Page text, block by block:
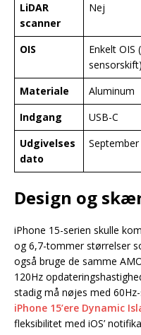
LiDAR
scanner
Nej
OIS
Enkelt OIS
sensorskift)
Materiale
Aluminum
Indgang
USB-C
Udgivelses
dato
September
Design og
iPhone 15-serien skulle
og 6,7-tommer størrelser
også bruge de samme
120Hz
stadig må nøjes med
iPhone 15’ere Dynamic
fleksibilitet med iOS’